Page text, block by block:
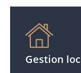
Gestion